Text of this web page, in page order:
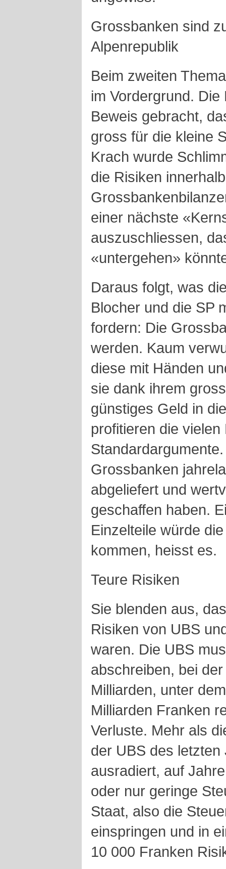
Grossbanken sind
Alpenrepublik
Beim zweiten
im Vordergrund.
Beweis gebracht,
gross für die kleine
Krach wurde
die Risiken
einer nächste
auszuschliessen,
«untergehen»
Daraus folgt, was
Blocher und die SP
fordern: Die
werden. Kaum
diese mit Händen
sie dank ihrem
günstiges Geld in
profitieren die
Grossbanken
abgeliefert und
geschaffen haben.
Einzelteile würde
kommen, heisst es.
Teure Risiken
Sie blenden aus,
Risiken von UBS
waren. Die UBS
abschreiben, bei
Milliarden, unter
Milliarden Franken
Verluste. Mehr als
der UBS des
ausradiert, auf
oder nur geringe
Staat, also die
einspringen und in
10 000 Franken